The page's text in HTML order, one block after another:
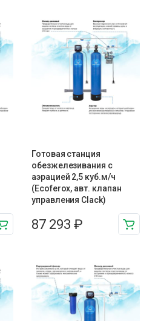
Готовая станция
обезжелезивания c
аэрацией 2,5 куб.м/ч
(Ecoferox, авт. клапан
управления Clack)
87 293 ₽